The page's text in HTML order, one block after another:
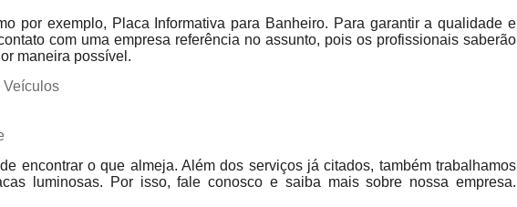
por exemplo, Placa Informativa para Banheiro. Para garantir a qualidade e
com uma empresa referência no assunto, pois os profissionais saberão
maneira possível.
Veículos
encontrar o que almeja. Além dos serviços já citados, também trabalhamos
luminosas. Por isso, fale conosco e saiba mais sobre nossa empresa.